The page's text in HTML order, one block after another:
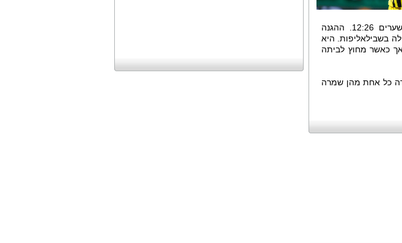
יריבתה תהיה בורוסיה דורטמונד אשר נמצאת במקום ה-2 עם 32 נק' ויחס שערים 12:26. ההגנה
לא יספיק לה בשבילאליפות. היא
לפני הפגרה רשמה 0:2 ביתי על גלדבאך כאשר מחוץ לביתה
כל אחת מהן שמרה